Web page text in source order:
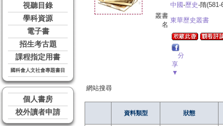
視聽目錄
學科資源
電子書
招生考古題
課程指定用書
國科會人文社會專題書目
個人書房
校外讀者申請
中國-歷史-隋(581-
叢書
名
東華歷史叢書
分
享
▼
網站搜尋
資料類型 狀態